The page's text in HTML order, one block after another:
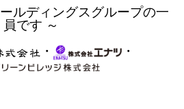
ルディングスグループの一
員です ～
・
・